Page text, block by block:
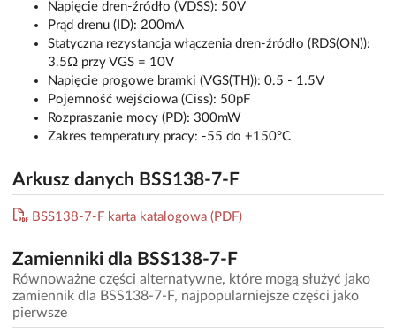
Napięcie dren-źródło (VDSS): 50V
Prąd drenu (ID): 200mA
Statyczna rezystancja włączenia dren-źródło (RDS(ON)):
3.5Ω przy VGS = 10V
Napięcie progowe bramki (VGS(TH)): 0.5 - 1.5V
Pojemność wejściowa (Ciss): 50pF
Rozpraszanie mocy (PD): 300mW
Zakres temperatury pracy: -55 do +150°C
Arkusz danych BSS138-7-F
BSS138-7-F karta katalogowa (PDF)
Zamienniki dla BSS138-7-F
Równoważne części alternatywne, które mogą służyć jako
zamiennik dla BSS138-7-F, najpopularniejsze części jako
pierwsze